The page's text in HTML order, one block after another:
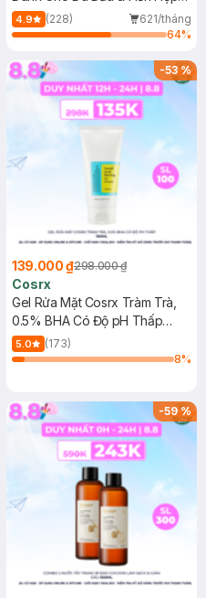
500ml
4.9 (228)
621/tháng
64%
-53%
139.000 ₫298.000 ₫
Cosrx
Gel Rửa Mặt Cosrx Tràm Trà,
0.5% BHA Có Độ pH Thấp
150ml
5.0
(173)
8%
-59%